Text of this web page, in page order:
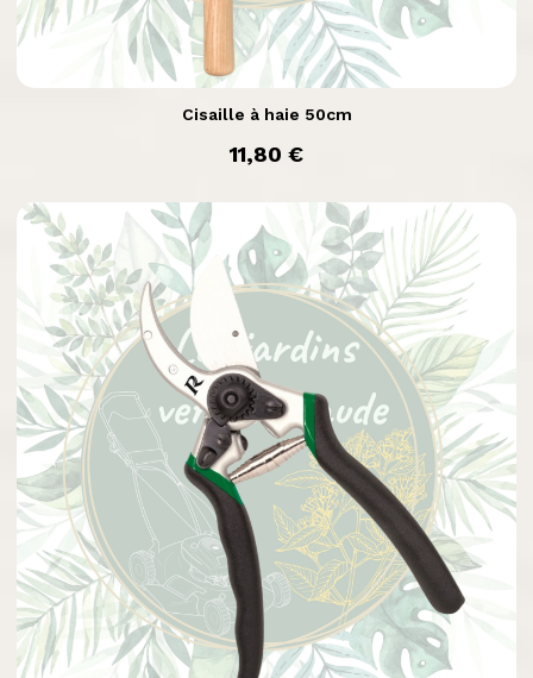
 Aperçu rapide
Cisaille à haie 50cm
prix
11,80 €